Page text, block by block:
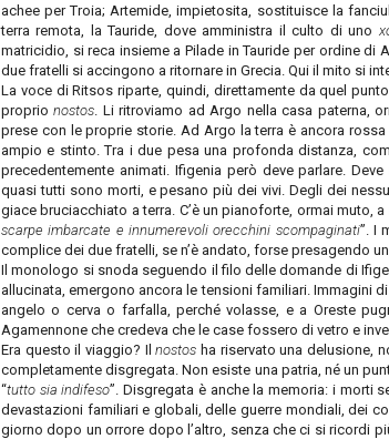
achee per Troia; Artemide, impietosita, sostituisce la
terra remota, la Tauride, dove amministra il culto di uno
matricidio, si reca insieme a Pilade in Tauride per ordine
due fratelli si accingono a ritornare in Grecia. Qui il mito si
La voce di Ritsos riparte, quindi, direttamente da quel
proprionostos. Li ritroviamo ad Argo nella casa paterna,
prese con le proprie storie. Ad Argo la terra è ancora
ampio e stinto. Tra i due pesa una profonda distanza,
precedentemente animati. Ifigenia però deve parlare.
quasi tutti sono morti, e pesano più dei vivi. Degli dei
giace bruciacchiato a terra. C’è un pianoforte, ormai muto,
scarpe imbarcate e innumerevoli orecchini scompaginati”. I
complice dei due fratelli, se n’è andato, forse presagendo
Il monologo si snoda seguendo il filo delle domande di
allucinata, emergono ancora le tensioni familiari. Immagini
angelo o cerva o farfalla, perché volasse, e a Oreste
Agamennone che credeva che le case fossero di vetro e
Era questo il viaggio? Ilnostos ha riservato una delusione,
completamente disgregata. Non esiste una patria, né un
“tutto sia indifeso”. Disgregata è anche la memoria: i morti
devastazioni familiari e globali, delle guerre mondiali, dei
giorno dopo un orrore dopo l’altro, senza che ci si ricordi